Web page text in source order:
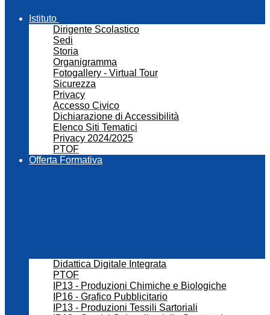
Istituto
Dirigente Scolastico
Sedi
Storia
Organigramma
Fotogallery - Virtual Tour
Sicurezza
Privacy
Accesso Civico
Dichiarazione di Accessibilità
Elenco Siti Tematici
Privacy 2024/2025
PTOF
Offerta Formativa
Didattica Digitale Integrata
PTOF
IP13 - Produzioni Chimiche e Biologiche
IP16 - Grafico Pubblicitario
IP13 - Produzioni Tessili Sartoriali